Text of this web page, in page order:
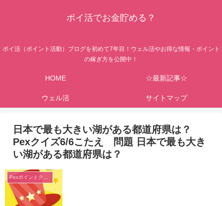
ポイ活でお金貯める？
ポイ活（ポイント活動）ブログを初めて7年目！ウェル活やお得な情報・ポイント
の稼ぎ方を公開中！
HOME ☆最新記事☆
ウェル活 サイトマップ
日本で最も大きい湖がある都道府県は？
Pexクイズ6/6こたえ 問題 日本で最も大き
い湖がある都道府県は？
Pexポイントクイズ